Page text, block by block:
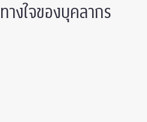
างใจของบุคลากร